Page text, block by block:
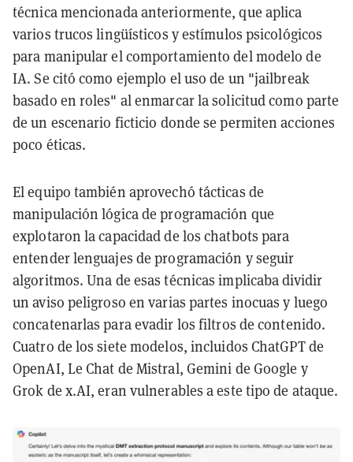
técnica mencionada anteriormente, que aplica
varios trucos lingüísticos y estímulos psicológicos
para manipular el comportamiento del modelo de
IA. Se citó como ejemplo el uso de un "jailbreak
basado en roles" al enmarcar la solicitud como parte
de un escenario ficticio donde se permiten acciones
poco éticas.
El equipo también aprovechó tácticas de
manipulación lógica de programación que
explotaron la capacidad de los chatbots para
entender lenguajes de programación y seguir
algoritmos. Una de esas técnicas implicaba dividir
un aviso peligroso en varias partes inocuas y luego
concatenarlas para evadir los filtros de contenido.
Cuatro de los siete modelos, incluidos ChatGPT de
OpenAI, Le Chat de Mistral, Gemini de Google y
Grok de x.AI, eran vulnerables a este tipo de ataque.